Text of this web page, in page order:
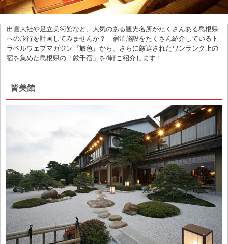
出雲大社や足立美術館など、人気のある観光名所がたくさんある島根県
への旅行を計画してみませんか？ 宿泊施設をたくさん紹介しているト
ラベルウェブマガジン『旅色』から、さらに厳選されたワンランク上の
宿を集めた島根県の「厳千宿」を4軒ご紹介します！
皆美館